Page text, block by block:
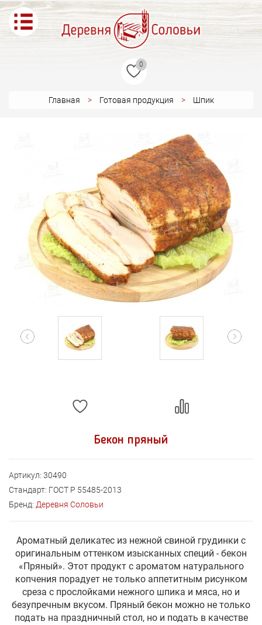
0
Главная Готовая продукция Шпик
Бекон пряный
Артикул: 30490
Стандарт: ГОСТ Р 55485-2013
Бренд: Деревня Соловьи
Ароматный деликатес из нежной свиной грудинки с
оригинальным оттенком изысканных специй - бекон
«Пряный». Этот продукт с ароматом натурального
копчения порадует не только аппетитным рисунком
среза с прослойками нежного шпика и мяса, но и
безупречным вкусом. Пряный бекон можно не только
подать на праздничный стол, но и подать в качестве